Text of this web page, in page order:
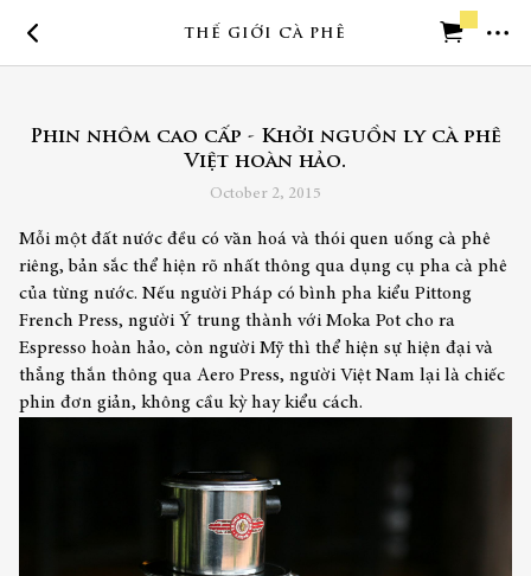
THẾ GIỚI CÀ PHÊ
Cần trợ giúp
Phin nhôm cao cấp - Khởi nguồn ly cà phê
Việt hoàn hảo.
October 2, 2015
Mỗi một đất nước đều có văn hoá và thói quen uống cà phê
riêng, bản sắc thể hiện rõ nhất thông qua dụng cụ pha cà phê
của từng nước. Nếu người Pháp có bình pha kiểu Pittong
French Press, người Ý trung thành với Moka Pot cho ra
Espresso hoàn hảo, còn người Mỹ thì thể hiện sự hiện đại và
thẳng thắn thông qua Aero Press, người Việt Nam lại là chiếc
phin đơn giản, không cầu kỳ hay kiểu cách.